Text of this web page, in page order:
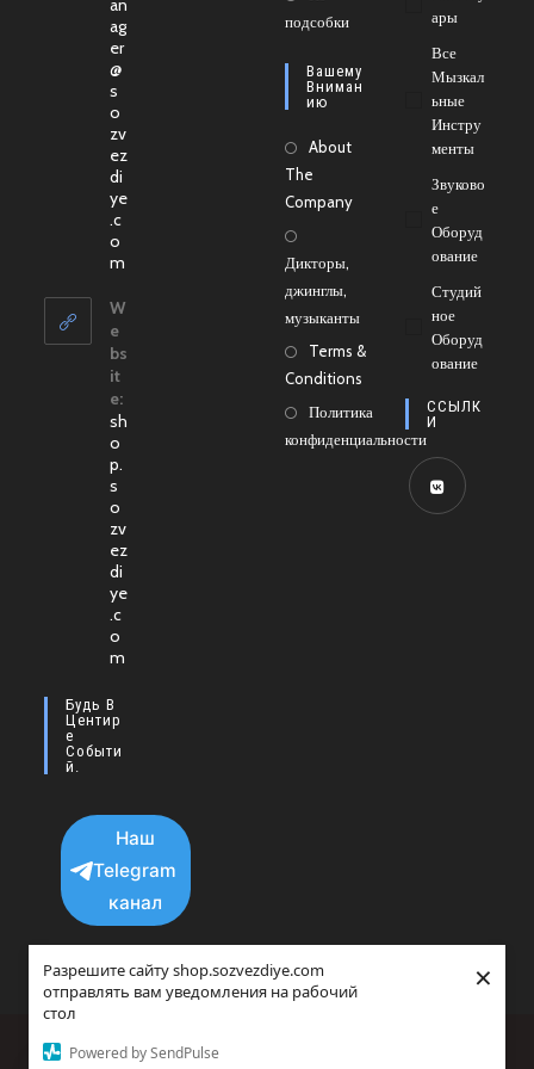
Разрешите сайту shop.sozvezdiye.com
отправлять вам уведомления на рабочий
стол
Powered by SendPulse
×
an
ag
er
@
s
o
zv
ez
di
ye
.c
o
m
вашем
W
e
bs
it
e:
sh
o
p.
s
o
zv
ez
di
ye
.c
o
m
Будь В
Центир
Е
Событи
Й.
Наш
Telegram
канал
подсобки
Вашему
Вниман
Ию
About
The
Company
Дикторы,
джинглы,
музыканты
Terms &
Conditions
Политика
конфиденциальности
Ары
Все
Мызкал
Ьные
Инстру
Менты
Звуково
Е
Оборуд
Ование
Студий
Ное
Оборуд
Ование
ССЫЛК
И